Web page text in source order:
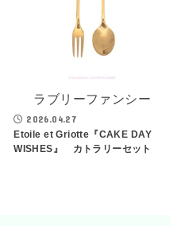
ラブリーファンシー
2026.04.27
Etoile et Griotte『CAKE DAY
WISHES』 カトラリーセット